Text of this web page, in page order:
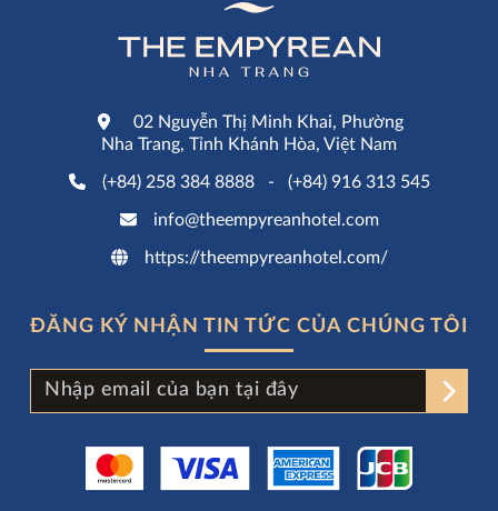
02 Nguyễn Thị Minh Khai, Phường
Nha Trang, Tỉnh Khánh Hòa, Việt Nam
(+84) 258 384 8888 - (+84) 916 313 545
info@theempyreanhotel.com
https://theempyreanhotel.com/
ĐĂNG KÝ NHẬN TIN TỨC CỦA CHÚNG TÔI